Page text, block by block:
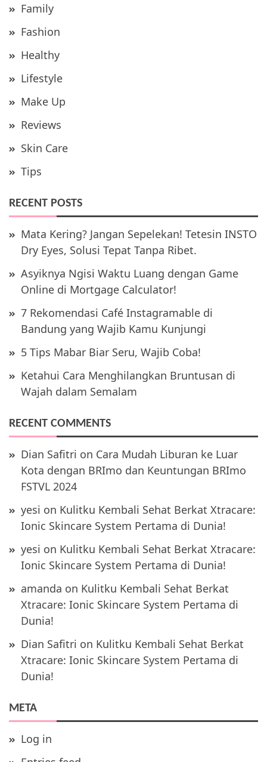
Family
Fashion
Healthy
Lifestyle
Make Up
Reviews
Skin Care
Tips
RECENT POSTS
Mata Kering? Jangan Sepelekan! Tetesin INSTO
Dry Eyes, Solusi Tepat Tanpa Ribet.
Asyiknya Ngisi Waktu Luang dengan Game
Online di Mortgage Calculator!
7 Rekomendasi Café Instagramable di
Bandung yang Wajib Kamu Kunjungi
5 Tips Mabar Biar Seru, Wajib Coba!
Ketahui Cara Menghilangkan Bruntusan di
Wajah dalam Semalam
RECENT COMMENTS
Dian Safitri on Cara Mudah Liburan ke Luar
Kota dengan BRImo dan Keuntungan BRImo
FSTVL 2024
yesi on Kulitku Kembali Sehat Berkat Xtracare:
Ionic Skincare System Pertama di Dunia!
yesi on Kulitku Kembali Sehat Berkat Xtracare:
Ionic Skincare System Pertama di Dunia!
amanda on Kulitku Kembali Sehat Berkat
Xtracare: Ionic Skincare System Pertama di
Dunia!
Dian Safitri on Kulitku Kembali Sehat Berkat
Xtracare: Ionic Skincare System Pertama di
Dunia!
META
Log in